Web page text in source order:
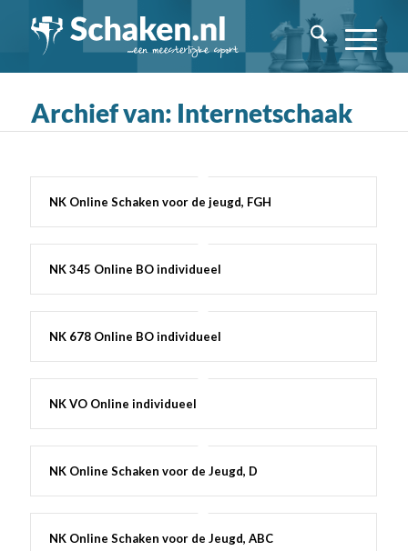
Archief van: Internetschaak
NK Online Schaken voor de jeugd, FGH
NK 345 Online BO individueel
NK 678 Online BO individueel
NK VO Online individueel
NK Online Schaken voor de Jeugd, D
NK Online Schaken voor de Jeugd, ABC